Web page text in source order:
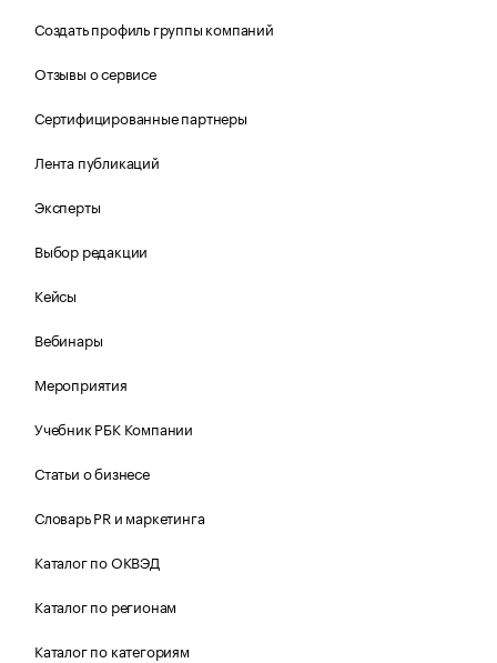
Создать профиль группы компаний
Отзывы о сервисе
Сертифицированные партнеры
Лента публикаций
Эксперты
Выбор редакции
Кейсы
Вебинары
Мероприятия
Учебник РБК Компании
Статьи о бизнесе
Словарь PR и маркетинга
Каталог по ОКВЭД
Каталог по регионам
Каталог по категориям